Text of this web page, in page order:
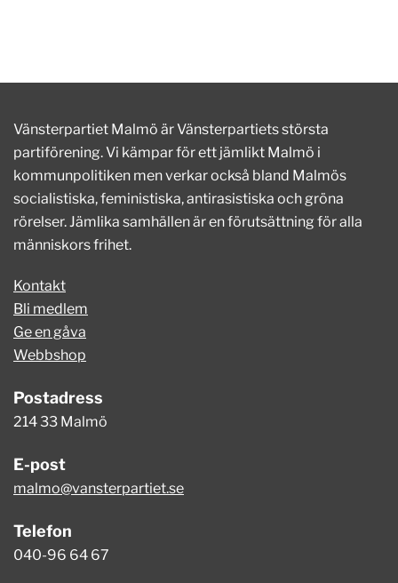
Vänsterpartiet Malmö är Vänsterpartiets största
partiförening. Vi kämpar för ett jämlikt Malmö i
kommunpolitiken men verkar också bland Malmös
socialistiska, feministiska, antirasistiska och gröna
rörelser. Jämlika samhällen är en förutsättning för alla
människors frihet.
Kontakt
Bli medlem
Ge en gåva
Webbshop
Postadress
214 33 Malmö
E-post
malmo@vansterpartiet.se
Telefon
040-96 64 67